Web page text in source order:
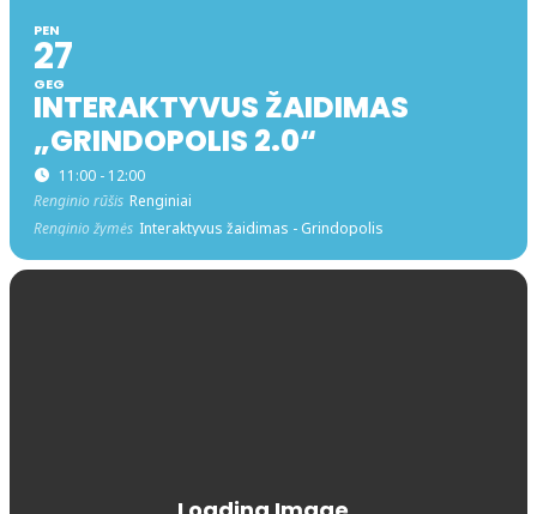
PEN
27
GEG
INTERAKTYVUS ŽAIDIMAS
„GRINDOPOLIS 2.0“
11:00 - 12:00
Renginio rūšis Renginiai
Renginio žymės Interaktyvus žaidimas - Grindopolis